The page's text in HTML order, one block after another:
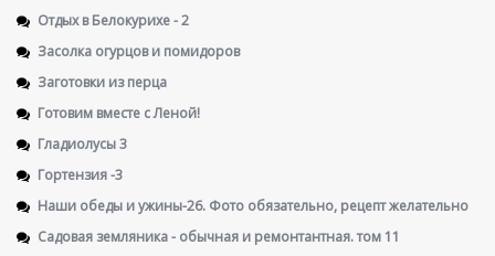
Отдых в Белокурихе - 2
Засолка огурцов и помидоров
Заготовки из перца
Готовим вместе с Леной!
Гладиолусы 3
Гортензия -3
Наши обеды и ужины-26. Фото обязательно, рецепт желательно
Садовая земляника - обычная и ремонтантная. том 11